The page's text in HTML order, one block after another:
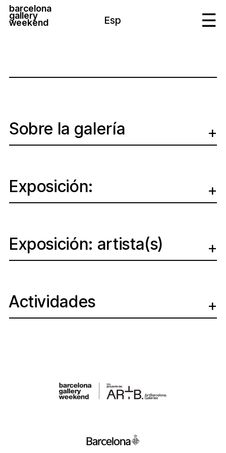
barcelona
gallery
weekend Esp
Sobre la galería
Exposición:
Exposición: artista(s)
Actividades